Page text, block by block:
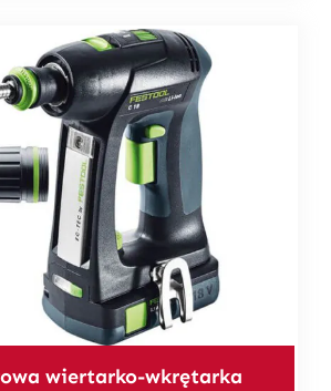
wiertarko-wkrętarka